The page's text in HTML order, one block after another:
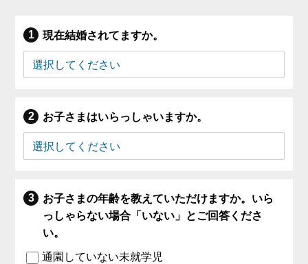
現在結婚されてますか。
お子さまはいらっしゃいますか。
お子さまの年齢を教えていただけますか。いら
っしゃらない場合「いない」とご回答くださ
い。
通園していない未就学児